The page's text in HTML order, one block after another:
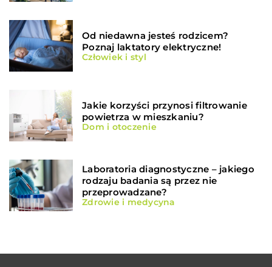
Od niedawna jesteś rodzicem?
Poznaj laktatory elektryczne!
Człowiek i styl
Jakie korzyści przynosi filtrowanie
powietrza w mieszkaniu?
Dom i otoczenie
Laboratoria diagnostyczne – jakiego
rodzaju badania są przez nie
przeprowadzane?
Zdrowie i medycyna